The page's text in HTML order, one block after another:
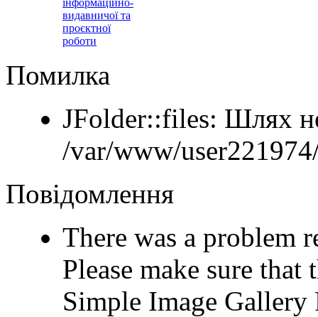
інформаційно-
видавничої та
проєктної
роботи
Помилка
JFolder::files: Шлях
/var/www/
Повідомлення
There was a problem
Please make sure
Simple Image Gallery